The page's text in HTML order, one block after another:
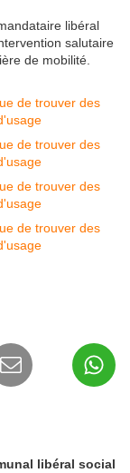
libéral
salutaire
de mobilité.
libéral social